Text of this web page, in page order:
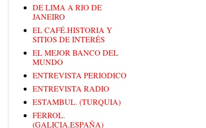
DE LIMA A RIO DE
JANEIRO
EL CAFÉ.HISTORIA Y
SITIOS DE INTERÉS
EL MEJOR BANCO DEL
MUNDO
ENTREVISTA PERIODICO
ENTREVISTA RADIO
ESTAMBUL. (TURQUIA)
FERROL.
(GALICIA.ESPAÑA)